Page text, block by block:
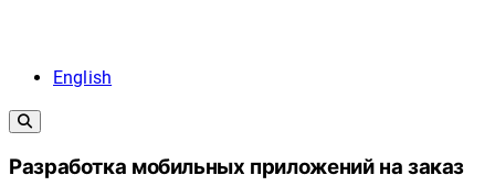
English
Разработка мобильных приложений на заказ